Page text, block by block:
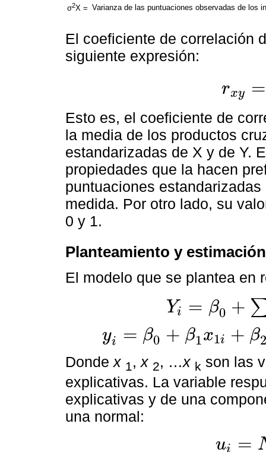
σ2X = Varianza de las puntuaciones observadas de los
El coeficiente de correlación
siguiente expresión:
rxy =
rx y=∑Z xZy
Esto es, el coeficiente de
la media de los productos
estandarizadas de X y de Y.
propiedades que la hacen
puntuaciones
medida. Por otro lado, su
0 y 1.
Planteamiento y
El modelo que se plantea en
Yi = β0 +
Yi=β +∑k= 1Nβk ki+u
yi = β0 + β1x1i + β
yi=β +β1 1i+β2 21+ …+βk xki+ui
Donde x 1, x 2, …x k son las
explicativas. La variable
explicativas y de una
una normal:
ui =
ui=N ,σ2